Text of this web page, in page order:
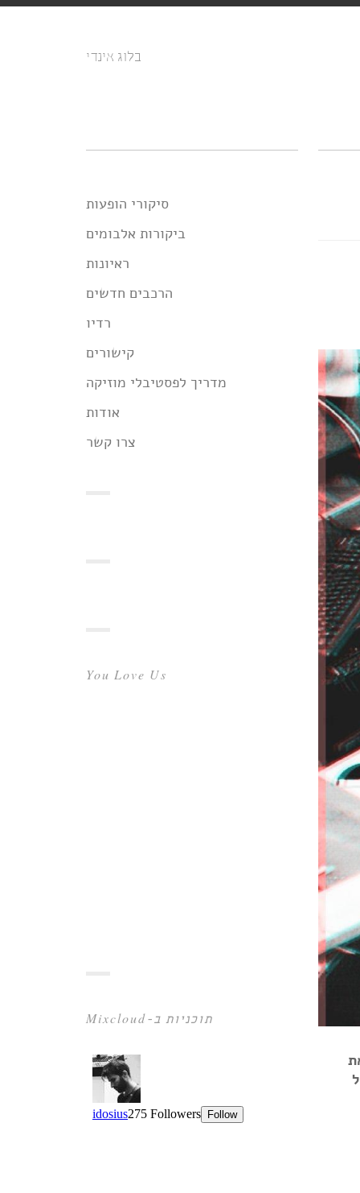
בלוג אינדי
סיקורי הופעות
ביקורות אלבומים
ראיונות
הרכבים חדשים
רדיו
קישורים
מדריך לפסטיבלי מוזיקה
אודות
צרו קשר
You Love Us
תוכניות ב-Mixcloud